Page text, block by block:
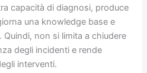
capacità di diagnosi, produce
una knowledge base e
non si limita a chiudere
degli incidenti e rende
interventi.